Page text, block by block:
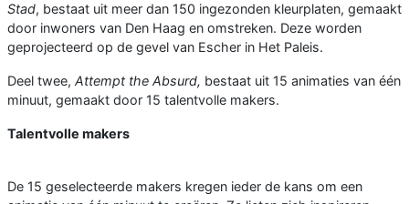
Stad, bestaat uit meer dan 150 ingezonden kleurplaten, gemaakt
door inwoners van Den Haag en omstreken. Deze worden
geprojecteerd op de gevel van Escher in Het Paleis.
Deel twee, Attempt the Absurd, bestaat uit 15 animaties van één
minuut, gemaakt door 15 talentvolle makers.
Talentvolle makers
De 15 geselecteerde makers kregen ieder de kans om een